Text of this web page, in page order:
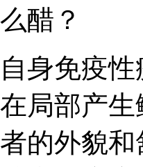
醋？
身免疫
局部产
的外貌